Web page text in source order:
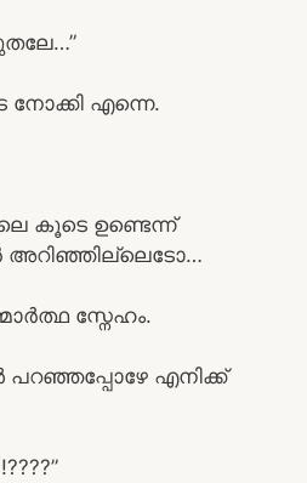
നോക്കി എന്നെ.
കൂടെ ഉണ്ടെന്ന്
അറിഞ്ഞില്ലെടോ…
സ്നേഹം.
പറഞ്ഞപ്പോഴേ എനിക്ക്